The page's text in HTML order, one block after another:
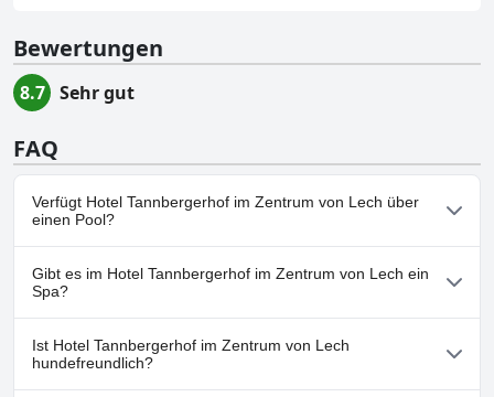
Bewertungen
8.7 Sehr gut
FAQ
Verfügt Hotel Tannbergerhof im Zentrum von Lech über
einen Pool?
Nein, Hotel Tannbergerhof im Zentrum von Lech hat keinen
Pool.
Gibt es im Hotel Tannbergerhof im Zentrum von Lech ein
Spa?
Ja, es gibt ein Spa im Hotel Tannbergerhof im Zentrum von Lech.
Ist Hotel Tannbergerhof im Zentrum von Lech
hundefreundlich?